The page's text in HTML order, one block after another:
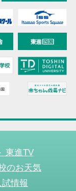
東進TV
のお天気
情報